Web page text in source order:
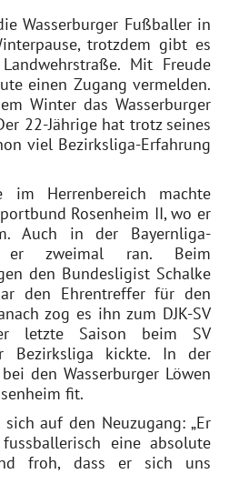
Wasserburger Fußballer in
trotzdem gibt es
Mit Freude
einen Zugang vermelden.
Winter das Wasserburger
22-Jährige hat trotz seines
viel Bezirksliga-Erfahrung
im Herrenbereich machte
Rosenheim II, wo er
Auch in der Bayernliga-
er zweimal ran. Beim
den Bundesligist Schalke
den Ehrentreffer für den
zog es ihn zum DJK-SV
letzte Saison beim SV
Bezirksliga kickte. In der
den Wasserburger Löwen
fit.
auf den Neuzugang: „Er
eine absolute
froh, dass er sich uns